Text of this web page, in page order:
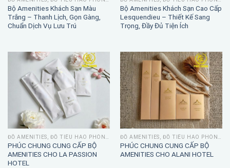
Bộ Amenities Khách Sạn Màu
Trắng – Thanh Lịch, Gọn Gàng,
Chuẩn Dịch Vụ Lưu Trú
Bộ Amenities Khách Sạn Cao Cấp
Lesquendieu – Thiết Kế Sang
Trọng, Đầy Đủ Tiện Ích
PHÚC CHUNG CUNG CẤP BỘ
AMENITIES CHO LA PASSION
HOTEL
PHÚC CHUNG CUNG CẤP BỘ
AMENITIES CHO ALANI HOTEL